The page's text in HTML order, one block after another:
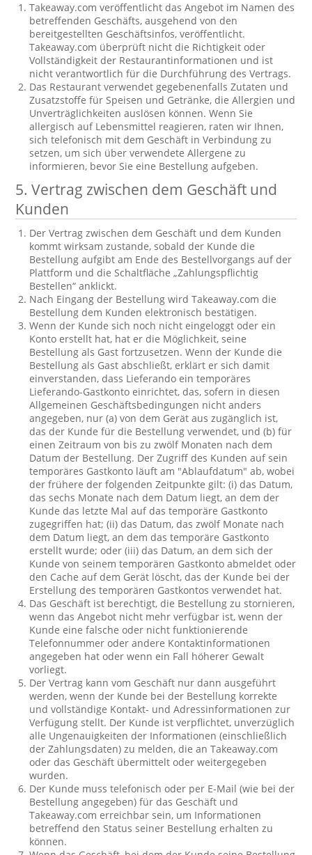
Takeaway.com veröffentlicht das Angebot im Namen des
betreffenden Geschäfts, ausgehend von den
bereitgestellten Geschäftsinfos, veröffentlicht.
Takeaway.com überprüft nicht die Richtigkeit oder
Vollständigkeit der Restaurantinformationen und ist
nicht verantwortlich für die Durchführung des Vertrags.
Das Restaurant verwendet gegebenenfalls Zutaten und
Zusatzstoffe für Speisen und Getränke, die Allergien und
Unverträglichkeiten auslösen können. Wenn Sie
allergisch auf Lebensmittel reagieren, raten wir Ihnen,
sich telefonisch mit dem Geschäft in Verbindung zu
setzen, um sich über verwendete Allergene zu
informieren, bevor Sie eine Bestellung aufgeben.
5. Vertrag zwischen dem Geschäft und
Kunden
Der Vertrag zwischen dem Geschäft und dem Kunden
kommt wirksam zustande, sobald der Kunde die
Bestellung aufgibt am Ende des Bestellvorgangs auf der
Plattform und die Schaltfläche „Zahlungspflichtig
Bestellen“ anklickt.
Nach Eingang der Bestellung wird Takeaway.com die
Bestellung dem Kunden elektronisch bestätigen.
Wenn der Kunde sich noch nicht eingeloggt oder ein
Konto erstellt hat, hat er die Möglichkeit, seine
Bestellung als Gast fortzusetzen. Wenn der Kunde die
Bestellung als Gast abschließt, erklärt er sich damit
einverstanden, dass Lieferando ein temporäres
Lieferando-Gastkonto einrichtet, das, sofern in diesen
Allgemeinen Geschäftsbedingungen nicht anders
angegeben, nur (a) von dem Gerät aus zugänglich ist,
das der Kunde für die Bestellung verwendet, und (b) für
einen Zeitraum von bis zu zwölf Monaten nach dem
Datum der Bestellung. Der Zugriff des Kunden auf sein
temporäres Gastkonto läuft am "Ablaufdatum" ab, wobei
der frühere der folgenden Zeitpunkte gilt: (i) das Datum,
das sechs Monate nach dem Datum liegt, an dem der
Kunde das letzte Mal auf das temporäre Gastkonto
zugegriffen hat; (ii) das Datum, das zwölf Monate nach
dem Datum liegt, an dem das temporäre Gastkonto
erstellt wurde; oder (iii) das Datum, an dem sich der
Kunde von seinem temporären Gastkonto abmeldet oder
den Cache auf dem Gerät löscht, das der Kunde bei der
Erstellung des temporären Gastkontos verwendet hat.
Das Geschäft ist berechtigt, die Bestellung zu stornieren,
wenn das Angebot nicht mehr verfügbar ist, wenn der
Kunde eine falsche oder nicht funktionierende
Telefonnummer oder andere Kontaktinformationen
angegeben hat oder wenn ein Fall höherer Gewalt
vorliegt.
Der Vertrag kann vom Geschäft nur dann ausgeführt
werden, wenn der Kunde bei der Bestellung korrekte
und vollständige Kontakt- und Adressinformationen zur
Verfügung stellt. Der Kunde ist verpflichtet, unverzüglich
alle Ungenauigkeiten der Informationen (einschließlich
der Zahlungsdaten) zu melden, die an Takeaway.com
oder das Geschäft übermittelt oder weitergegeben
wurden.
Der Kunde muss telefonisch oder per E-Mail (wie bei der
Bestellung angegeben) für das Geschäft und
Takeaway.com erreichbar sein, um Informationen
betreffend den Status seiner Bestellung erhalten zu
können.